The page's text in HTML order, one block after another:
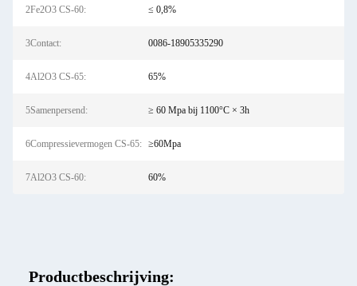
2Fe2O3 CS-60: ≤ 0,8%
3Contact: 0086-18905335290
4Al2O3 CS-65: 65%
5Samenpersend: ≥ 60 Mpa bij 1100°C × 3h
6Compressievermogen CS-65: ≥60Mpa
7Al2O3 CS-60: 60%
Productbeschrijving: